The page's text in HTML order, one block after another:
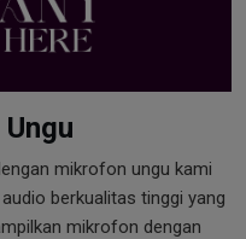
mikrofon ungu kami
berkualitas tinggi yang
mikrofon dengan